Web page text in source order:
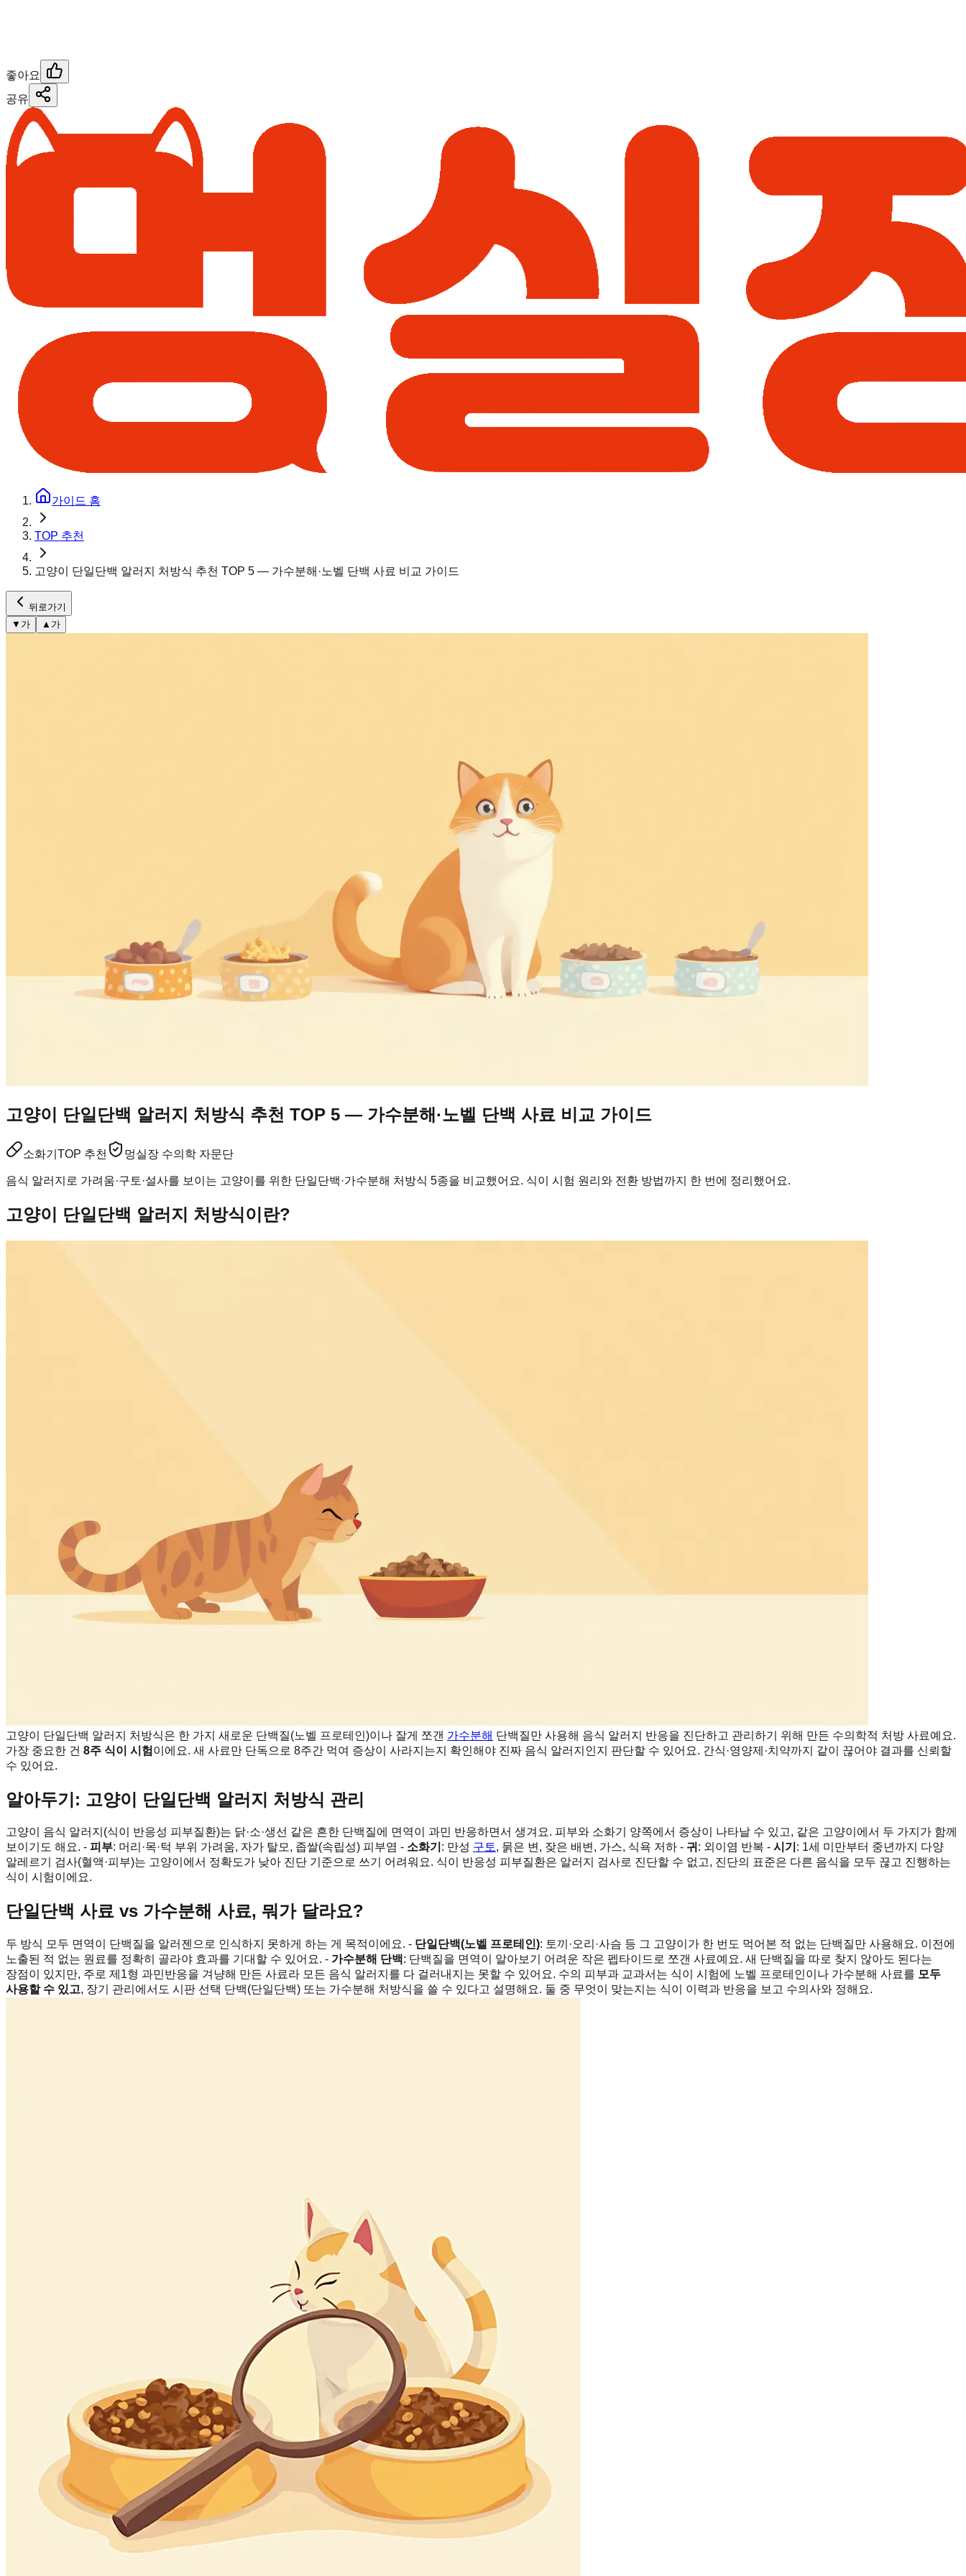
좋아요
공유
가이드 홈
TOP 추천
고양이 단일단백 알러지 처방식 추천 TOP 5 — 가수분해·노벨 단백 사료 비교 가이드
뒤로가기
▼ 가 ▲ 가
고양이 단일단백 알러지 처방식 추천 TOP 5 — 가수분해·노벨 단백 사료 비교 가이드
소화기 TOP 추천 멍실장 수의학 자문단
음식 알러지로 가려움·구토·설사를 보이는 고양이를 위한 단일단백·가수분해 처방식 5종을 비교했어요. 식이 시험 원리와 전환 방법까지 한 번에 정리했어요.
고양이 단일단백 알러지 처방식이란?
고양이 단일단백 알러지 처방식은 한 가지 새로운 단백질(노벨 프로테인)이나 잘게 쪼갠 가수분해 단백질만 사용해 음식 알러지 반응을 진단하고 관리하기 위해 만든 수의학적 처방 사료예요.
가장 중요한 건 8주 식이 시험 이에요. 새 사료만 단독으로 8주간 먹여 증상이 사라지는지 확인해야 진짜 음식 알러지인지 판단할 수 있어요. 간식·영양제·치약까지 같이 끊어야 결과를 신뢰할
수 있어요.
알아두기: 고양이 단일단백 알러지 처방식 관리
고양이 음식 알러지(식이 반응성 피부질환)는 닭·소·생선 같은 흔한 단백질에 면역이 과민 반응하면서 생겨요. 피부와 소화기 양쪽에서 증상이 나타날 수 있고, 같은 고양이에서 두 가지가 함께
보이기도 해요. - 피부: 머리·목·턱 부위 가려움, 자가 탈모, 좁쌀(속립성) 피부염 - 소화기 : 만성 구토, 묽은 변, 잦은 배변, 가스, 식욕 저하 - 귀 : 외이염 반복 - 시기 : 1세 미만부터 중년까지 다양
알레르기 검사(혈액·피부)는 고양이에서 정확도가 낮아 진단 기준으로 쓰기 어려워요. 식이 반응성 피부질환은 알러지 검사로 진단할 수 없고, 진단의 표준은 다른 음식을 모두 끊고 진행하는
식이 시험이에요.
단일단백 사료 vs 가수분해 사료, 뭐가 달라요?
두 방식 모두 면역이 단백질을 알러젠으로 인식하지 못하게 하는 게 목적이에요. - 단일단백(노벨 프로테인): 토끼·오리·사슴 등 그 고양이가 한 번도 먹어본 적 없는 단백질만 사용해요. 이전에
노출된 적 없는 원료를 정확히 골라야 효과를 기대할 수 있어요. - 가수분해 단백: 단백질을 면역이 알아보기 어려운 작은 펩타이드로 쪼갠 사료예요. 새 단백질을 따로 찾지 않아도 된다는
장점이 있지만, 주로 제1형 과민반응을 겨냥해 만든 사료라 모든 음식 알러지를 다 걸러내지는 못할 수 있어요. 수의 피부과 교과서는 식이 시험에 노벨 프로테인이나 가수분해 사료를 모두
사용할 수 있고, 장기 관리에서도 시판 선택 단백(단일단백) 또는 가수분해 처방식을 쓸 수 있다고 설명해요. 둘 중 무엇이 맞는지는 식이 이력과 반응을 보고 수의사와 정해요.